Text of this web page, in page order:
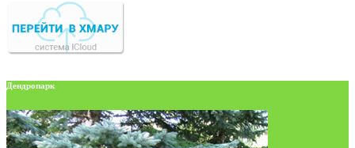
Дендропарк